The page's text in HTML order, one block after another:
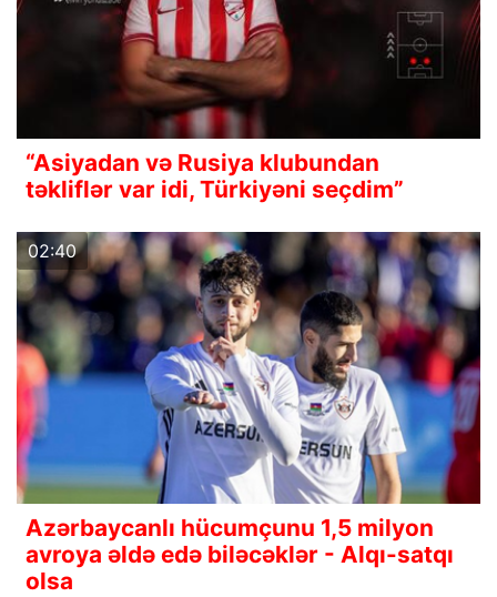
“Asiyadan və Rusiya klubundan
təkliflər var idi, Türkiyəni seçdim”
02:40
Azərbaycanlı hücumçunu 1,5 milyon
avroya əldə edə biləcəklər - Alqı-satqı
olsa